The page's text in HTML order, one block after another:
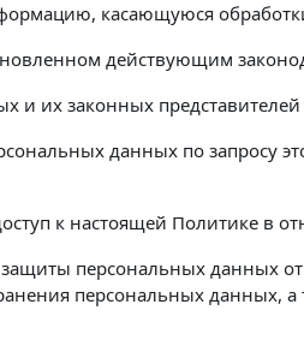
касающуюся
действующим
их законных
данных по запросу
к настоящей Политике в
персональных данных
персональных